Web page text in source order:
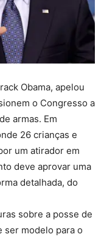
Obama, apelou
o Congresso a
armas. Em
26 crianças e
um atirador em
deve aprovar uma
detalhada, do
sobre a posse de
ser modelo para o